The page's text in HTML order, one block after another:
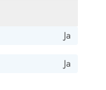
Ja
Ja